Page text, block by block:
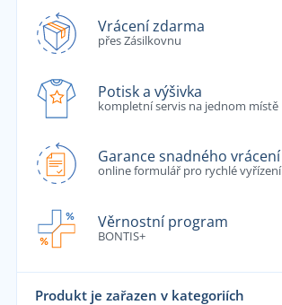
Vrácení zdarma
přes Zásilkovnu
Potisk a výšivka
kompletní servis na jednom místě
Garance snadného vrácení
online formulář pro rychlé vyřízení
Věrnostní program
BONTIS+
Produkt je zařazen v kategoriích